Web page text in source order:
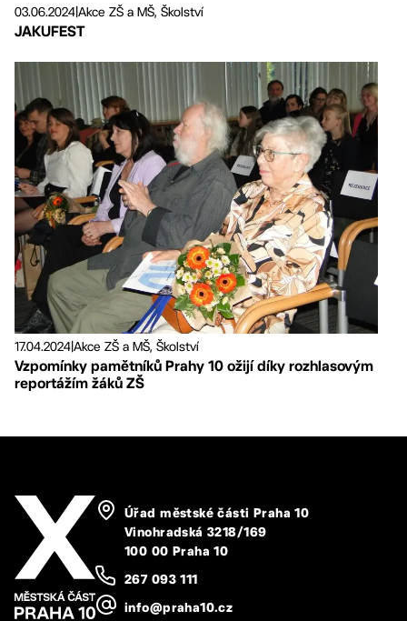
03.06.2024Akce ZŠ a MŠ, Školství
JAKUFEST
17.04.2024Akce ZŠ a MŠ, Školství
Vzpomínky pamětníků Prahy 10 ožijí díky rozhlasovým
reportážím žáků ZŠ
Úřad městské části Praha 10
Vinohradská 3218/169
100 00 Praha 10
267 093 111
info@praha10.cz